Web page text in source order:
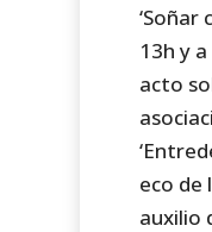
‘Soñar
13h y
acto
eco de
auxilio